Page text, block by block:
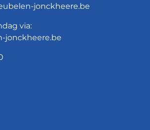
jonckheere.be
via:
jonckheere.be